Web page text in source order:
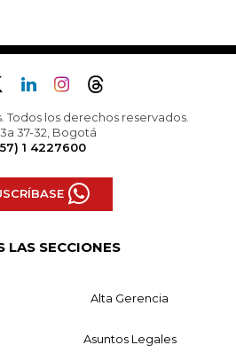
Todos los derechos reservados.
37-32, Bogotá
1 4227600
LAS SECCIONES
Alta Gerencia
Asuntos Legales